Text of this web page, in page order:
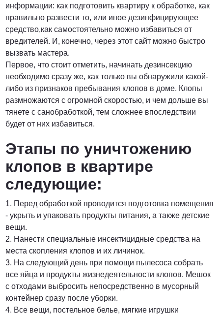
информации: как подготовить квартиру к обработке, как
правильно развести то, или иное дезинфицирующее
средство,как самостоятельно можно избавиться от
вредителей. И, конечно, через этот сайт можно быстро
вызвать мастера.
Первое, что стоит отметить, начинать дезинсекцию
необходимо сразу же, как только вы обнаружили какой-
либо из признаков пребывания клопов в доме. Клопы
размножаются с огромной скоростью, и чем дольше вы
тянете с санобработкой, тем сложнее впоследствии
будет от них избавиться.
Этапы по уничтожению
клопов в квартире
следующие:
1. Перед обработкой проводится подготовка помещения
- укрыть и упаковать продукты питания, а также детские
вещи.
2. Нанести специальные инсектицидные средства на
места скопления клопов и их личинок.
3. На следующий день при помощи пылесоса собрать
все яйца и продукты жизнедеятельности клопов. Мешок
с отходами выбросить непосредственно в мусорный
контейнер сразу после уборки.
4. Все вещи, постельное белье, мягкие игрушки